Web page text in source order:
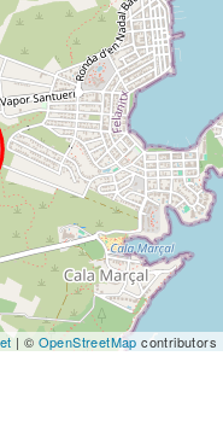
YES
YES
3
1.300.000,00 €
| © OpenStreetMap contributors